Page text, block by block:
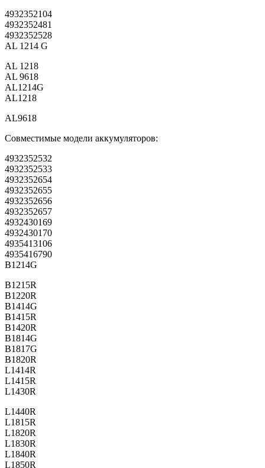
4932352104
4932352481
4932352528
AL 1214 G
AL 1218
AL 9618
AL1214G
AL1218
AL9618
Совместимые модели аккумуляторов:
4932352532
4932352533
4932352654
4932352655
4932352656
4932352657
4932430169
4932430170
4935413106
4935416790
B1214G
B1215R
B1220R
B1414G
B1415R
B1420R
B1814G
B1817G
B1820R
L1414R
L1415R
L1430R
L1440R
L1815R
L1820R
L1830R
L1840R
L1850R